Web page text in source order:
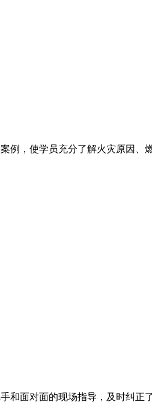
，使学员充分了解火灾原因、
面对面的现场指导，及时纠正